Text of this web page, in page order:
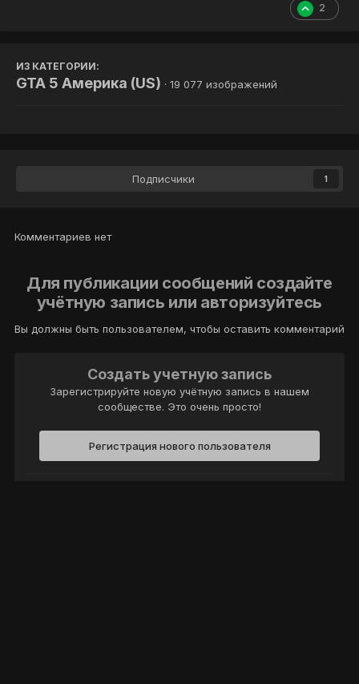
2
ИЗ КАТЕГОРИИ:
GTA 5 Америка (US) · 19 077 изображений
Подписчики 1
Комментариев нет
Для публикации сообщений создайте
учётную запись или авторизуйтесь
Вы должны быть пользователем, чтобы оставить комментарий
Создать учетную запись
Зарегистрируйте новую учётную запись в нашем
сообществе. Это очень просто!
Регистрация нового пользователя